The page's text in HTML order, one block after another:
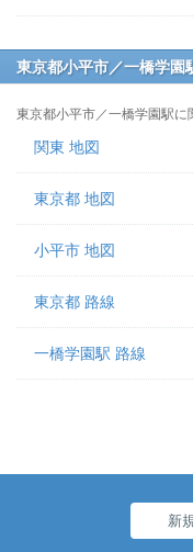
東京都小平市／一橋学園
東京都小平市／一橋学園駅に
関東 地図
東京都 地図
小平市 地図
東京都 路線
一橋学園駅 路線
新